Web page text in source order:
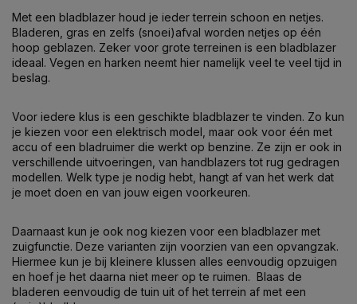
Met een bladblazer houd je ieder terrein schoon en netjes.
Bladeren, gras en zelfs (snoei)afval worden netjes op één
hoop geblazen. Zeker voor grote terreinen is een bladblazer
ideaal. Vegen en harken neemt hier namelijk veel te veel tijd in
beslag.
Voor iedere klus is een geschikte bladblazer te vinden. Zo kun
je kiezen voor een elektrisch model, maar ook voor één met
accu of een bladruimer die werkt op benzine. Ze zijn er ook in
verschillende uitvoeringen, van handblazers tot rug gedragen
modellen. Welk type je nodig hebt, hangt af van het werk dat
je moet doen en van jouw eigen voorkeuren.
Daarnaast kun je ook nog kiezen voor een bladblazer met
zuigfunctie. Deze varianten zijn voorzien van een opvangzak.
Hiermee kun je bij kleinere klussen alles eenvoudig opzuigen
en hoef je het daarna niet meer op te ruimen. Blaas de
bladeren eenvoudig de tuin uit of het terrein af met een